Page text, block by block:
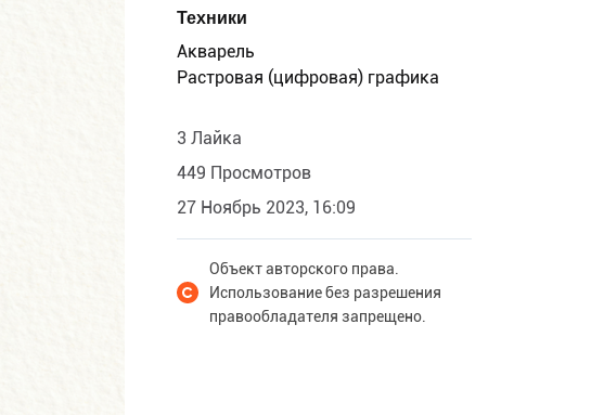
Техники
Акварель
Растровая (цифровая) графика
3 Лайка
449 Просмотров
27 Ноябрь 2023, 16:09
Объект авторского права.
Использование без разрешения
правообладателя запрещено.